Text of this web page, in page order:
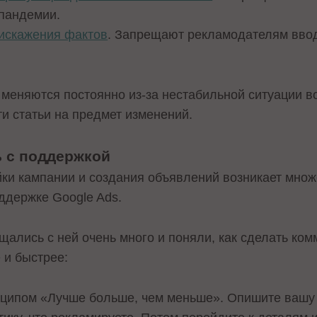
фактов. Запрещают рекламодателям
постоянно из-за нестабильной ситуации
статьи на предмет изменений.
с поддержкой
кампании и создания объявлений возникает
Google Ads.
с ней очень много и поняли, как сделать
быстрее:
«Лучше больше, чем меньше». Опишите